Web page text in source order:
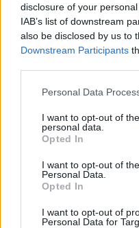
disclosure of your
IAB’s list of downstream
also be disclosed by us to
Downstream Participants
Please note that this
not limited to your visit or
grant or deny consent to
use your data for below
consent section.
Personal Data
I want to opt-out of
personal data.
Opted In
I want to opt-out of
Personal Data.
Opted In
I want to opt-out of
Personal Data for
Szélesi Zoltán együttese
mindhárom pontot a Várkerti